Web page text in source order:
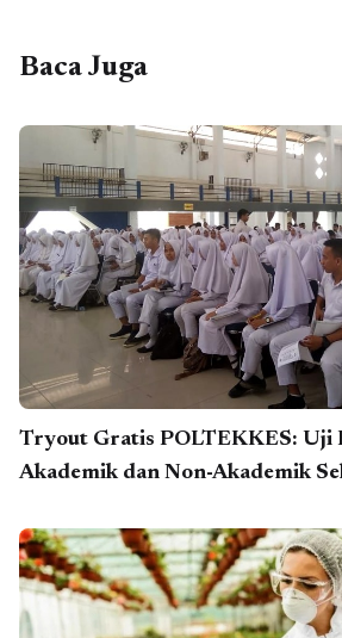
Baca Juga
Tryout Gratis POLTEKKES: Uji
Akademik dan Non-Akademik